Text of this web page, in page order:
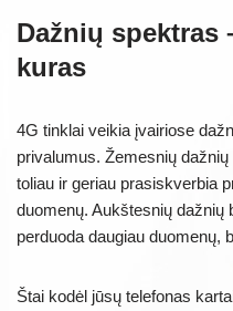
Dažnių spektras
kuras
4G tinklai veikia įvairiose
privalumus. Žemesnių
toliau ir geriau prasiskverbia
duomenų. Aukštesnių dažnių
perduoda daugiau duomenų,
Štai kodėl jūsų telefonas